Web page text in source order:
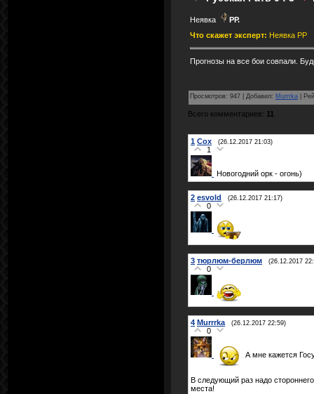
Неявка
РР.
Что скажет эксперт: Неявка РР
Прогнозы на все бои совпали.
Просмотров: 947 Добавил: Murrrka
Всего комментариев: 11
1 Cox (26.12.2017 21:03)
1
Новогодний орк - огонь)
2 esvold (26.12.2017 21:17)
0
3 тюрлюм-берлюм (26.12.2017
0
4 Murrrka (26.12.2017 22:59)
0
А мне кажется
В следующий раз надо
места!